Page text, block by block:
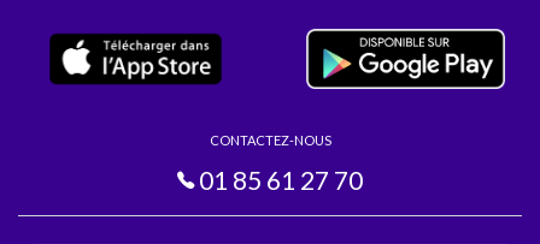
CONTACTEZ-NOUS
01 85 61 27 70